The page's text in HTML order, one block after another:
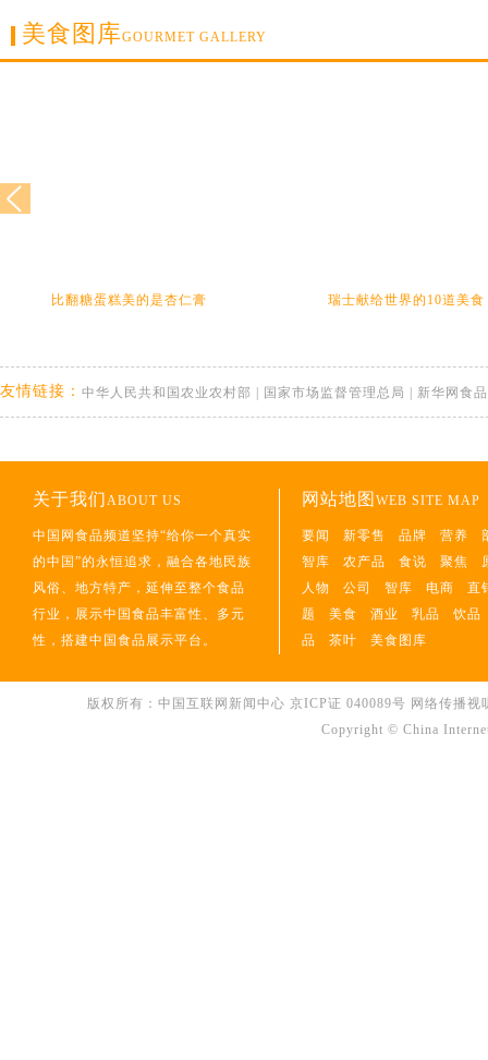
美食图库GOURMET GALLERY
比翻糖蛋糕美的是杏仁膏 瑞士献给世界的10道美食
友情链接： 中华人民共和国农业农村部 国家市场监督管理总局 新华网食品
关于我们ABOUT US
中国网食品频道坚持“给你一个真实
的中国”的永恒追求，融合各地民族
风俗、地方特产，延伸至整个食品
行业，展示中国食品丰富性、多元
性，搭建中国食品展示平台。
网站地图 WEB SITE MAP
要闻 新零售 品牌 营养
智库
农产品 食说 聚焦
人物
公司 智库 电商
直
题
美食 酒业 乳品
饮品
品
茶叶 美食图库
版权所有：中国互联网新闻中心 京ICP证 040089号 网络传播
Copyright © China